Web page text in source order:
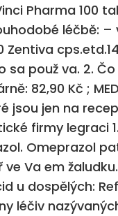
Pharma 100
léčbě:
sa použ va. 2.
82,90 Kč ;
jsou jen na
firmy legraci 1.
Va em
u dospělých:
léčiv